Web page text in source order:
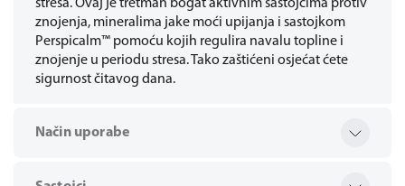
stresa. Ovaj je tretman bogat aktivnim sastojcima protiv
znojenja, mineralima jake moći upijanja i sastojkom
Perspicalm™ pomoću kojih regulira navalu topline i
znojenje u periodu stresa. Tako zaštićeni osjećat ćete
sigurnost čitavog dana.
Način uporabe